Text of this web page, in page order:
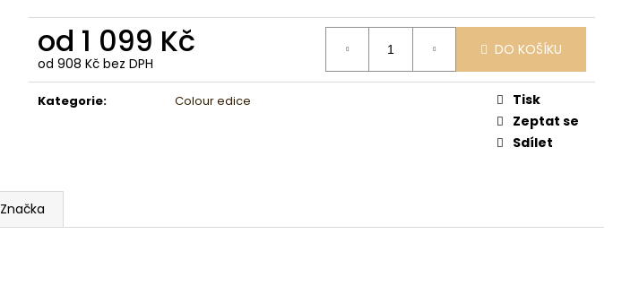
od 1 099 Kč
od 908 Kč bez DPH
Měrná
cena:
DO KOŠÍKU
Kategorie: Colour edice
Tisk
Zeptat se
Sdílet
Značka